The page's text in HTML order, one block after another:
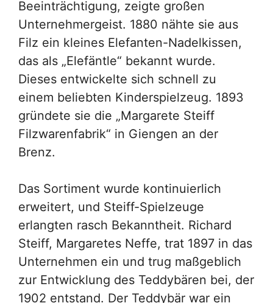
Beeinträchtigung, zeigte großen
Unternehmergeist. 1880 nähte sie aus
Filz ein kleines Elefanten-Nadelkissen,
das als „Elefäntle“ bekannt wurde.
Dieses entwickelte sich schnell zu
einem beliebten Kinderspielzeug. 1893
gründete sie die „Margarete Steiff
Filzwarenfabrik“ in Giengen an der
Brenz.
Das Sortiment wurde kontinuierlich
erweitert, und Steiff-Spielzeuge
erlangten rasch Bekanntheit. Richard
Steiff, Margaretes Neffe, trat 1897 in das
Unternehmen ein und trug maßgeblich
zur Entwicklung des Teddybären bei, der
1902 entstand. Der Teddybär war ein